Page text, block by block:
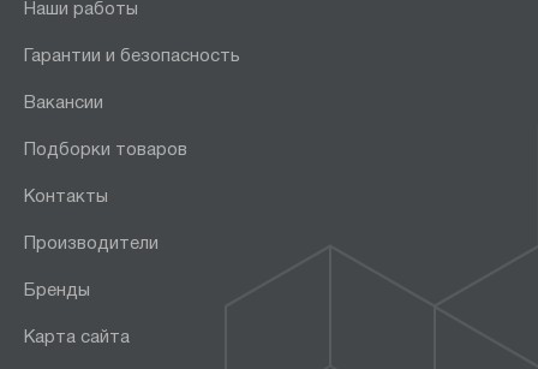
Наши работы
Гарантии и безопасность
Вакансии
Подборки товаров
Контакты
Производители
Бренды
Карта сайта